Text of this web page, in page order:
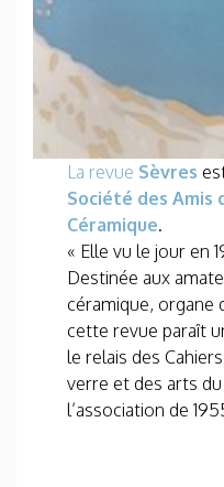
La revue Sèvres
Société des Amis
Céramique.
« Elle vu le jour en
Destinée aux
céramique, organe
cette revue paraît
le relais des
verre et des arts
l’association de